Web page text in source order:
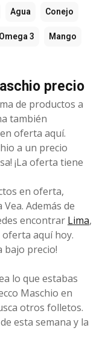
Agua Conejo
Omega 3 Mango
precio
de productos a
también
oferta aquí.
a un precio
¡La oferta tiene
en oferta,
Además de
encontrar Lima,
oferta aquí hoy.
bajo precio!
lo que estabas
Maschio en
otros folletos.
esta semana y la